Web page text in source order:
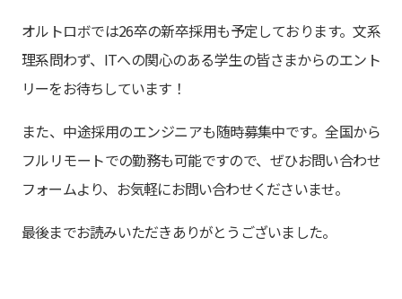
オルトロボでは26卒の新卒採用も予定しております。文系
理系問わず、ITへの関心のある学生の皆さまからのエント
リーをお待ちしています！
また、中途採用のエンジニアも随時募集中です。全国から
フルリモートでの勤務も可能ですので、ぜひお問い合わせ
フォームより、お気軽にお問い合わせくださいませ。
最後までお読みいただきありがとうございました。